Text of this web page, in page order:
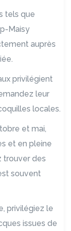
tels que
Maisy
auprès
privilégient
leur
locales.
et mai,
et en pleine
trouver des
souvent
privilégiez le
issues de